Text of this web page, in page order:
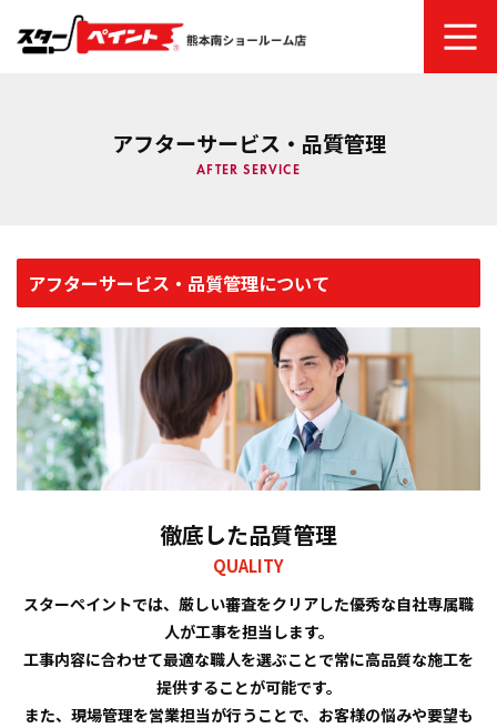
塗り替え時期のチェック項目・劣化症状
商品メニュー
建物診断システム
塗装ファッションギャラリー
熊本県熊本市で工場・倉庫・店舗塗装なら｜スターペイント
熊本南ショールーム店
熊本県熊本市で防水工事なら｜スターペイント熊本南ショー
ルーム店
アフターサービス・品質管理
AFTER SERVICE
アフターサービス・品質管理について
徹底した品質管理
QUALITY
スターペイントでは、厳しい審査をクリアした優秀な自社専属職
人が工事を担当します。
工事内容に合わせて最適な職人を選ぶことで常に高品質な施工を
提供することが可能です。
また、現場管理を営業担当が行うことで、お客様の悩みや要望も